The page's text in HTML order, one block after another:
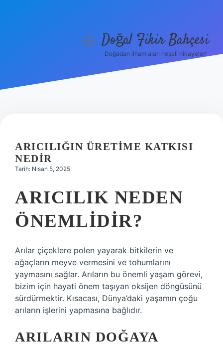
Hakkımızda
menüyüDoğal Fikir Bahçesi
Doğadan ilham alan neşeli hikayeler!
ARICILIĞIN ÜRETIME KATKISI
NEDIR
Tarih: Nisan 5, 2025
ARICILIK NEDEN
ÖNEMLIDIR?
Arılar çiçeklere polen yayarak bitkilerin ve
ağaçların meyve vermesini ve tohumlarını
yaymasını sağlar. Arıların bu önemli yaşam görevi,
bizim için hayati önem taşıyan oksijen döngüsünü
sürdürmektir. Kısacası, Dünya’daki yaşamın çoğu
arıların işlerini yapmasına bağlıdır.
ARILARIN DOĞAYA